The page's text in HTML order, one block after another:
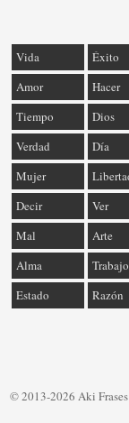
Vida Éxito
Amor
Hacer
Tiempo
Dios
Verdad
Día
Mujer
Decir
Ver
Mal
Arte
Alma
Trabajo
Estado
Razón
© 2013-2026 Aki Frases